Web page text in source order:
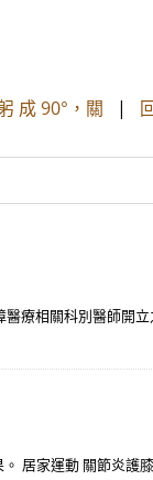
成 90°，關 |
療相關科別醫師開
居家運動 關節炎